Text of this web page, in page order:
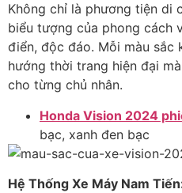
Không chỉ là phương tiện di
biểu tượng của phong cách
điển, độc đáo. Mỗi màu sắc
hướng thời trang hiện đại
cho từng chủ nhân.
Honda Vision 2024
bạc, xanh đen bạc
Hệ Thống Xe Máy Nam